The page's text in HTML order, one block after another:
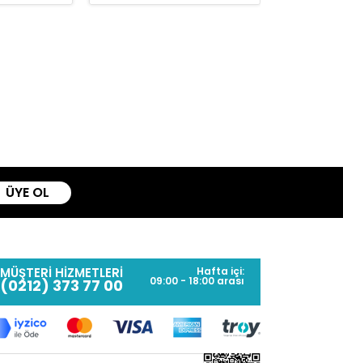
ÜYE OL
MÜŞTERİ HİZMETLERİ
(0212) 373 77 00
Hafta içi:
09:00 - 18:00 arası